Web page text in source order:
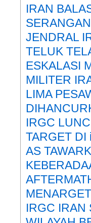
IRAN
JENDRAL
TELUK
ESKALASI
MILITER
LIMA
IRGC
TARGET DI
AS
IRGC IRAN